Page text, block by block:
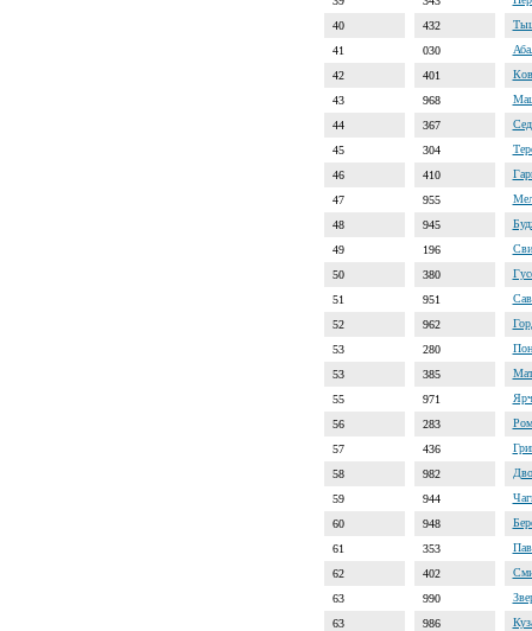
40
432
41
030
42
401
43
968
44
367
45
304
46
410
47
955
48
945
49
196
50
380
51
951
52
962
53
280
53
385
55
971
56
283
57
436
58
982
59
944
60
948
61
353
62
402
63
990
63
986